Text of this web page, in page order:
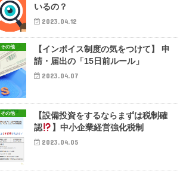
いるの？
2023.04.12
その他
【インボイス制度の気をつけて】 申
請・届出の「15日前ルール」
2023.04.07
その他
【設備投資をするならまずは税制確
認
】中小企業経営強化税制
2023.04.05